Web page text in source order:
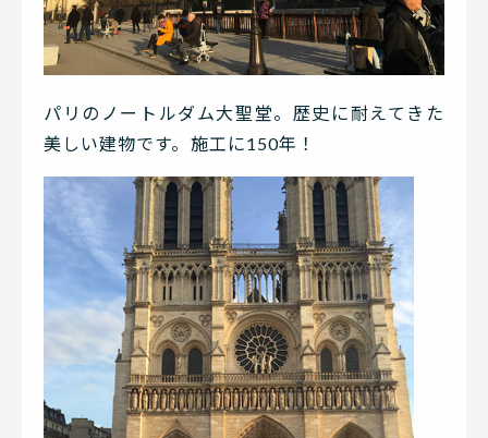
パリのノートルダム大聖堂。歴史に耐えてきた
美しい建物です。施工に150年！